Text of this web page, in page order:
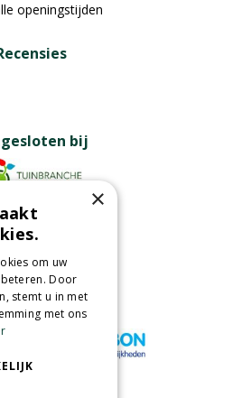
openingstijden
bij
Partners
×
om uw
Door
stemt u in met
met ons